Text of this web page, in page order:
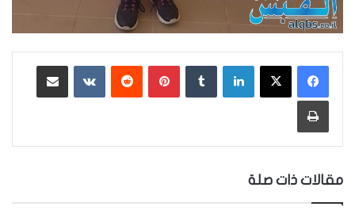
لينكدإن بينتيريست ‏VKontakte
طباعة
مقالات ذات صلة